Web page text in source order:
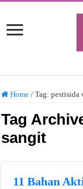
Home / Tag:pestisida
Tag
sangit
11 Bahan